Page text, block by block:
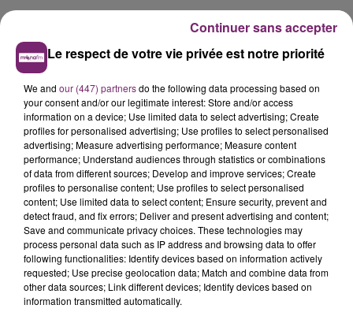
Et si vous le souhaitez, prolongez la détente en
prenant une nuitée avec accès à l'espace spa.
Plaisir Do reçoit de 2 à 6 personnes, entre amis ou en
famille, pour une séance de détente ou pour un
évènement précis
(anniversaire, enterrement de vie de jeune fille,...)
Carte cadeau disponible pour offrir
ADRESSE
1859 route nationale - 59190 BORRE
TÉLÉPHONE
06.45.13.31.34
Le respect de votre vie privée est notre priorité
We and our (447) partnersdo the following data processing based on
your consent and/or our legitimate interest: Store and/or access
information on a device; Use limited data to select advertising; Create
profiles for personalised advertising; Use profiles to select personalised
advertising; Measure advertising performance; Measure content
performance; Understand audiences through statistics or combinations
of data from different sources; Develop and improve services; Create
profiles to personalise content; Use profiles to select personalised
content; Use limited data to select content; Ensure security, prevent and
detect fraud, and fix errors; Deliver and present advertising and content;
Save and communicate privacy choices. These technologies may
process personal data such as IP address and browsing data to offer
following functionalities: Identify devices based on information actively
requested; Use precise geolocation data; Match and combine data from
other data sources; Link different devices; Identify devices based on
information transmitted automatically.
Continuer sans accepter